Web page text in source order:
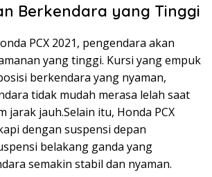
Berkendara yang Tinggi
PCX 2021, pengendara akan
yang tinggi. Kursi yang empuk
berkendara yang nyaman,
tidak mudah merasa lelah saat
jarak jauh.Selain itu, Honda PCX
dengan suspensi depan
belakang ganda yang
semakin stabil dan nyaman.